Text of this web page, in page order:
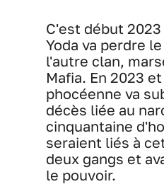
C'est début
Yoda va perdre
l'autre clan,
Mafia. En 2023
phocéenne va
décès liée au
cinquantaine
seraient liés à
deux gangs et
le pouvoir.